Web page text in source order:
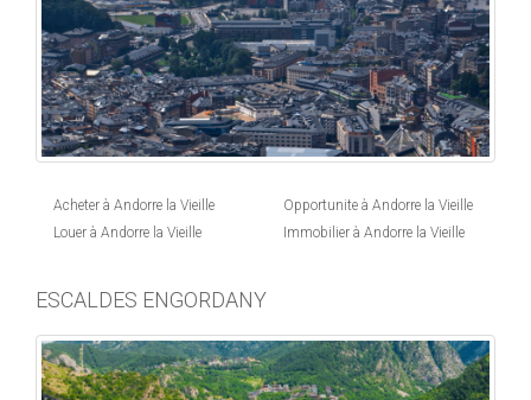
Acheter à Andorre la Vieille
Louer à Andorre la Vieille
Opportunite à Andorre la Vieille
Immobilier à Andorre la Vieille
ESCALDES ENGORDANY